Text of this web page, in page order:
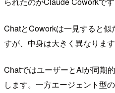
ChatとCoworkは一見すると似
すが、中身は大きく異なります
ChatではユーザーとAIが同期
します。一方エージェント型